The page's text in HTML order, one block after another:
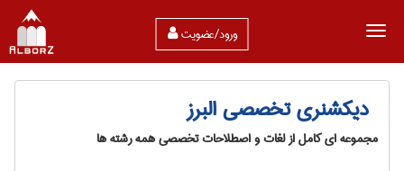
ورود/عضویت
دیکشنری تخصصی البرز
مجموعه ای کامل از لغات و اصطلاحات تخصصی همه رشته ها